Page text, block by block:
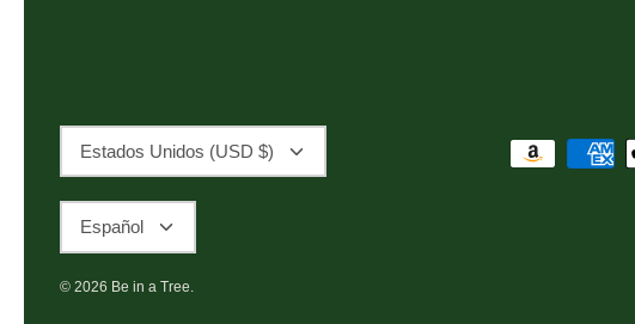
Estados Unidos (USD $)
Español
© 2026 Be in a Tree.